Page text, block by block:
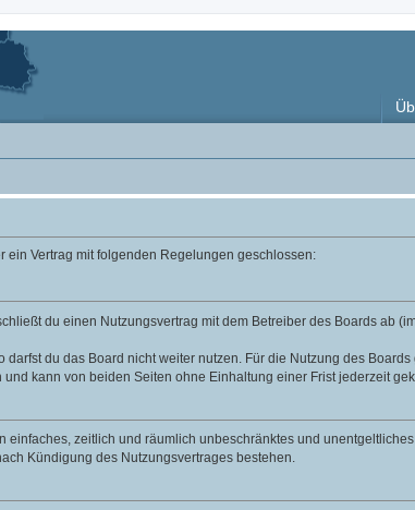
ein Vertrag mit folgenden Regelungen geschlossen:
du einen Nutzungsvertrag mit dem Betreiber des Boards ab
du das Board nicht weiter nutzen. Für die Nutzung des
kann von beiden Seiten ohne Einhaltung einer Frist jederzeit
einfaches, zeitlich und räumlich unbeschränktes und
Kündigung des Nutzungsvertrages bestehen.